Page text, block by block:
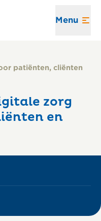
Menu
patiënten, cliënten
zorg
en